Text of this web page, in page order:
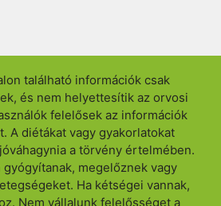
található információk csak
és nem helyettesítik az orvosi
felelősek az információk
A diétákat vagy gyakorlatokat
a törvény értelmében.
megelőznek vagy
Ha kétségei vannak,
Nem vállalunk felelősséget a